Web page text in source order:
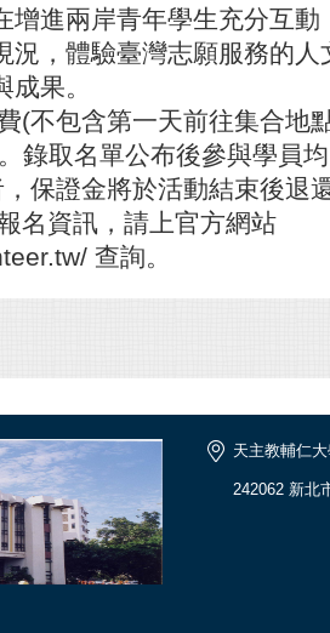
增進兩岸青年學生充分互
況，體驗臺灣志願服務的
果。
(不包含第一天前往集合地
錄取名單公布後參與學員
保證金將於活動結束後退
名資訊，請上官方網站
查詢。
天主教輔仁
242062 新北